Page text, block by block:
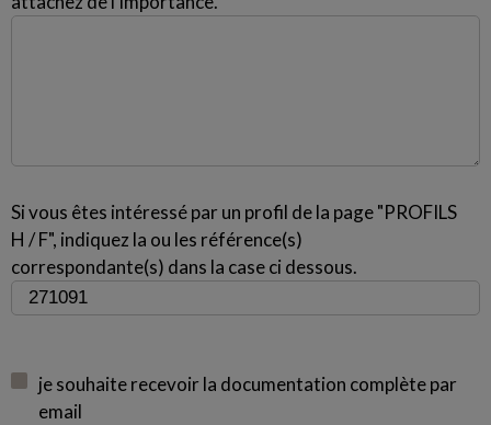
Si vous êtes intéressé par un profil de la page "PROFILS
H / F", indiquez la ou les référence(s)
correspondante(s) dans la case ci dessous.
je souhaite recevoir la documentation complète par
email